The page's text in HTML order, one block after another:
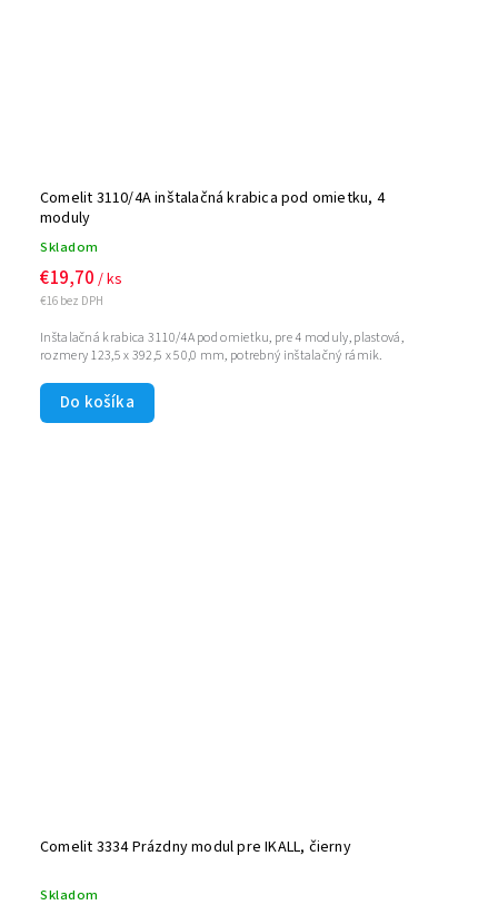
Comelit 3110/4A inštalačná krabica pod omietku, 4
moduly
Skladom
€16 bez DPH
€19,70 / ks
Do košíka
Inštalačná krabica 3110/4A pod omietku, pre 4 moduly, plastová,
rozmery 123,5 x 392,5 x 50,0 mm, potrebný inštalačný rámik.
Comelit 3334 Prázdny modul pre IKALL, čierny
Skladom